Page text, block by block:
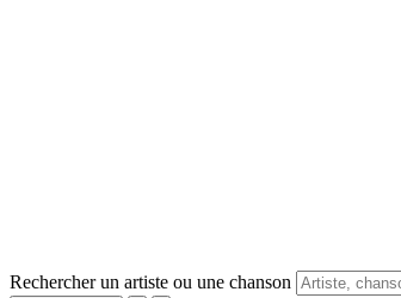
Rechercher un artiste ou une chanson